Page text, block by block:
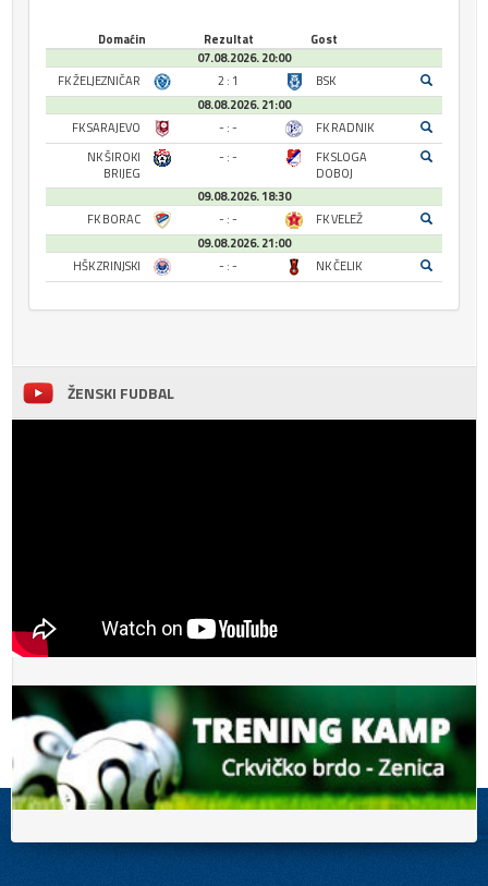
Domaćin Rezultat
Gost
07.08.2026. 20:00
FK ŽELJEZNIČAR
2 : 1
BSK
08.08.2026. 21:00
FK SARAJEVO
- : -
FK RADNIK
NK ŠIROKI
BRIJEG
- : -
FK SLOGA
DOBOJ
09.08.2026. 18:30
FK BORAC
- : -
FK VELEŽ
09.08.2026. 21:00
HŠK ZRINJSKI
- : - NK ČELIK
ŽENSKI FUDBAL